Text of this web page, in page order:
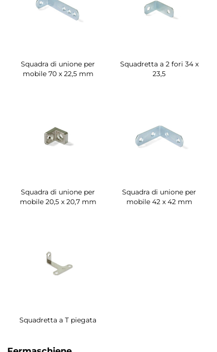
Squadra di unione per
mobile 70 x 22,5 mm
Squadretta a 2 fori 34 x
23,5
Squadra di unione per
mobile 20,5 x 20,7 mm
Squadra di unione per
mobile 42 x 42 mm
Squadretta a T piegata